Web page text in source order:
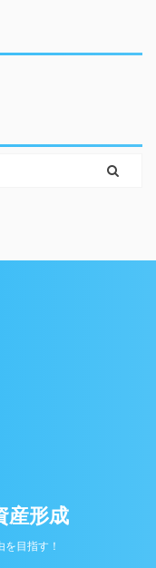
産形成
目指す！